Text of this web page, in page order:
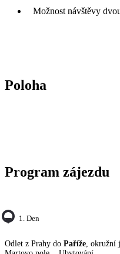
Možnost návštěvy
Poloha
Program zájezdu
1. Den
Odlet z Prahy do Paříže , okružní